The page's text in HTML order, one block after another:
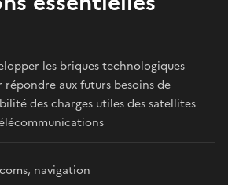
les briques technologiques
répondre aux futurs besoins de
des charges utiles des satellites
navigation